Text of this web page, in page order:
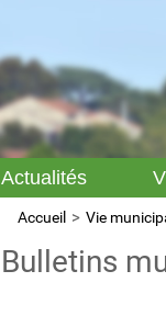
Actualités
Accueil Vie
Bulletins